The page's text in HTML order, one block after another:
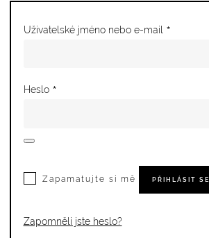
Uživatelské jméno nebo e-mail *Povinné
Heslo *Povinné
Zapamatujte si mě PŘIHLÁSIT SE
Zapomněli jste heslo?